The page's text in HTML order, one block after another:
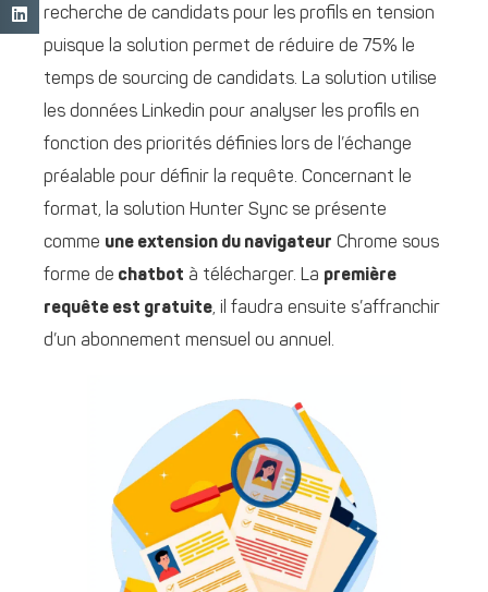
recherche de candidats pour les profils en tension
puisque la solution permet de réduire de 75% le
temps de sourcing de candidats. La solution utilise
les données Linkedin pour analyser les profils en
fonction des priorités définies lors de l’échange
préalable pour définir la requête. Concernant le
format, la solution Hunter Sync se présente
comme une extension du navigateur Chrome sous
forme de chatbot à télécharger. La première
requête est gratuite, il faudra ensuite s’affranchir
d’un abonnement mensuel ou annuel.